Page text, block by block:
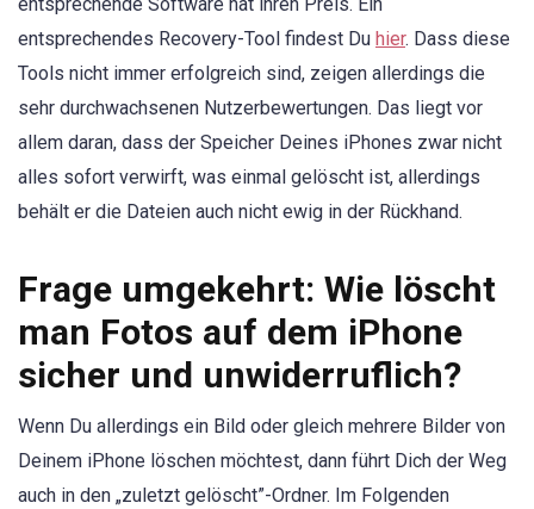
entsprechendes Recovery-Tool findest Du hier. Dass diese
Tools nicht immer erfolgreich sind, zeigen allerdings die
sehr durchwachsenen Nutzerbewertungen. Das liegt vor
allem daran, dass der Speicher Deines iPhones zwar nicht
alles sofort verwirft, was einmal gelöscht ist, allerdings
behält er die Dateien auch nicht ewig in der Rückhand.
Frage umgekehrt: Wie löscht
man Fotos auf dem iPhone
sicher und unwiderruflich?
Wenn Du allerdings ein Bild oder gleich mehrere Bilder von
Deinem iPhone löschen möchtest, dann führt Dich der Weg
auch in den „zuletzt gelöscht”-Ordner. Im Folgenden